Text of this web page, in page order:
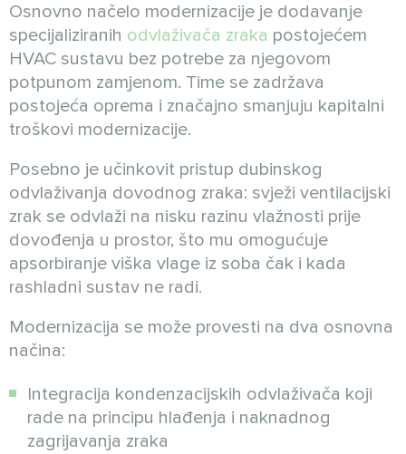
Osnovno načelo modernizacije je dodavanje
specijaliziranih odvlaživača zraka postojećem
HVAC sustavu bez potrebe za njegovom
potpunom zamjenom. Time se zadržava
postojeća oprema i značajno smanjuju kapitalni
troškovi modernizacije.
Posebno je učinkovit pristup dubinskog
odvlaživanja dovodnog zraka: svježi ventilacijski
zrak se odvlaži na nisku razinu vlažnosti prije
dovođenja u prostor, što mu omogućuje
apsorbiranje viška vlage iz soba čak i kada
rashladni sustav ne radi.
Modernizacija se može provesti na dva osnovna
načina:
Integracija kondenzacijskih odvlaživača koji
rade na principu hlađenja i naknadnog
zagrijavanja zraka